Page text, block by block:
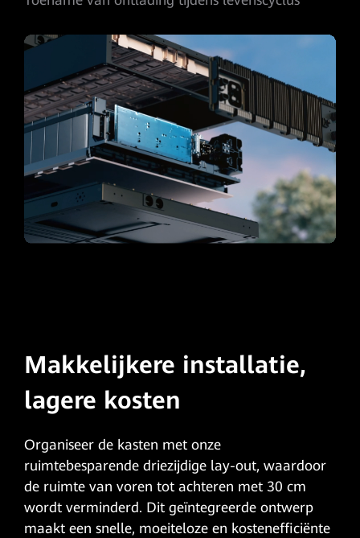
Makkelijkere installatie,
lagere kosten
Organiseer de kasten met onze
ruimtebesparende driezijdige lay-out, waardoor
de ruimte van voren tot achteren met 30 cm
wordt verminderd. Dit geïntegreerde ontwerp
maakt een snelle, moeiteloze en kostenefficiënte